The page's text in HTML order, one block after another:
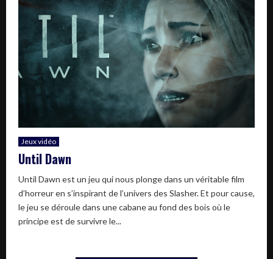
Jeux vidéo
Until Dawn
Until Dawn est un jeu qui nous plonge dans un véritable film
d’horreur en s’inspirant de l’univers des Slasher. Et pour cause,
le jeu se déroule dans une cabane au fond des bois où le
principe est de survivre le...